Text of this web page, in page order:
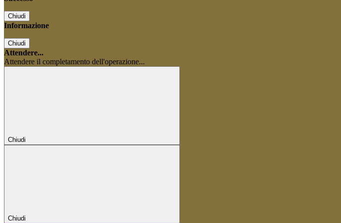
Chiudi
Informazione
Chiudi
Attendere...
Attendere il completamento dell'operazione...
Chiudi
Chiudi